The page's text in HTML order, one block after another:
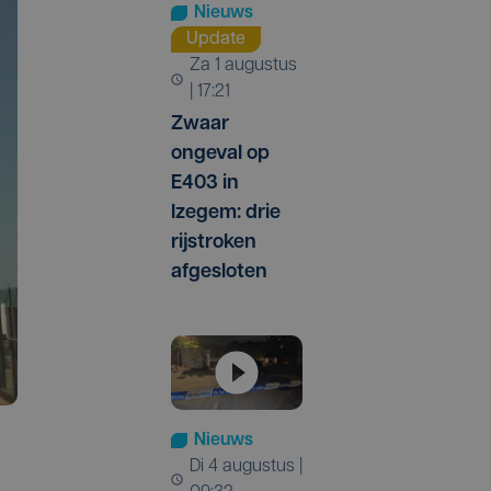
Nieuws
Update
za 1 augustus
| 17:21
Zwaar
ongeval op
E403 in
Izegem: drie
rijstroken
afgesloten
Nieuws
di 4 augustus |